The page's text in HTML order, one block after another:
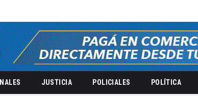
JUSTICIA POLICIALES POLÍTICA